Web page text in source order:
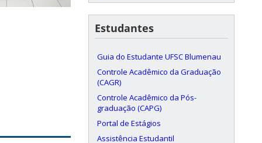
Estudantes
Guia do Estudante UFSC Blumenau
Controle Acadêmico da Graduação
(CAGR)
Controle Acadêmico da Pós-
graduação (CAPG)
Portal de Estágios
Assistência Estudantil